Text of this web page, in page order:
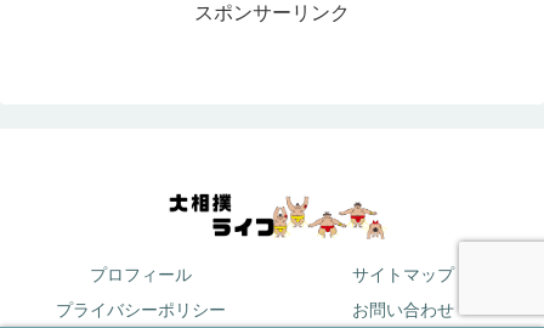
スポンサーリンク
プロフィール
サイトマップ
プライバシーポリシー
お問い合わせ